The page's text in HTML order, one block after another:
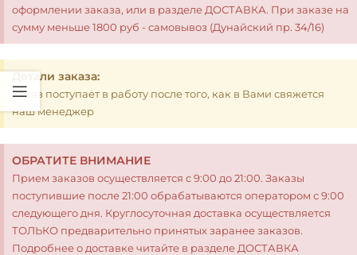
оформлении заказа, или в разделе ДОСТАВКА. При заказе на
сумму меньше 1800 руб - самовывоз (Дунайский пр. 34/16)
Детали заказа:
Заказ поступает в работу после того, как в Вами свяжется
наш менеджер
ОБРАТИТЕ ВНИМАНИЕ
Прием заказов осуществляется с 9:00 до 21:00. Заказы
поступившие после 21:00 обрабатываются оператором с 9:00
следующего дня. Круглосуточная доставка осуществляется
ТОЛЬКО предварительно принятых заранее заказов.
Подробнее о доставке читайте в разделе ДОСТАВКА